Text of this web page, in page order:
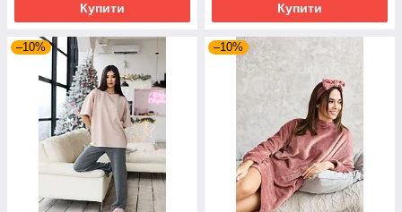
Купити Купити
–10% –10%